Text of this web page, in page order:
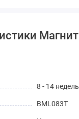
8 - 14 недель
BML083T